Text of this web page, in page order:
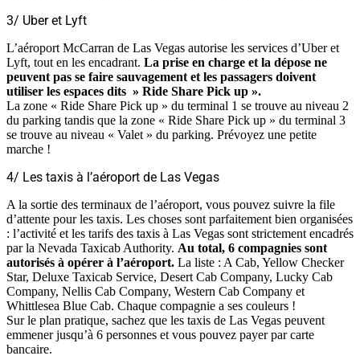
3/ Uber et Lyft
L’aéroport McCarran de Las Vegas autorise les services d’Uber et
Lyft, tout en les encadrant. La prise en charge et la dépose ne
peuvent pas se faire sauvagement et les passagers doivent
utiliser les espaces dits » Ride Share Pick up ».
La zone « Ride Share Pick up » du terminal 1 se trouve au niveau 2
du parking tandis que la zone « Ride Share Pick up » du terminal 3
se trouve au niveau « Valet » du parking. Prévoyez une petite
marche !
4/ Les taxis à l’aéroport de Las Vegas
A la sortie des terminaux de l’aéroport, vous pouvez suivre la file
d’attente pour les taxis. Les choses sont parfaitement bien organisées
: l’activité et les tarifs des taxis à Las Vegas sont strictement encadrés
par la Nevada Taxicab Authority. Au total, 6 compagnies sont
autorisés à opérer à l’aéroport. La liste : A Cab, Yellow Checker
Star, Deluxe Taxicab Service, Desert Cab Company, Lucky Cab
Company, Nellis Cab Company, Western Cab Company et
Whittlesea Blue Cab. Chaque compagnie a ses couleurs !
Sur le plan pratique, sachez que les taxis de Las Vegas peuvent
emmener jusqu’à 6 personnes et vous pouvez payer par carte
bancaire.